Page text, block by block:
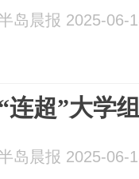
岛晨报 2025-06-
连超”大学
岛晨报 2025-06-